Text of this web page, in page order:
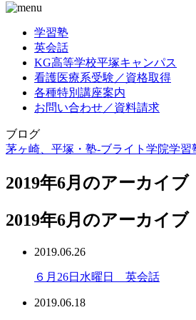
学習塾
英会話
KG高等学校平塚キャンパス
看護医療系受験／資格取得
各種特別講座案内
お問い合わせ／資料請求
ブログ
茅ヶ崎、平塚・塾-ブライト学院学習
2019年6月のアーカイブ
2019年6月のアーカイブ
2019.06.26
６月26日水曜日 英会話
2019.06.18